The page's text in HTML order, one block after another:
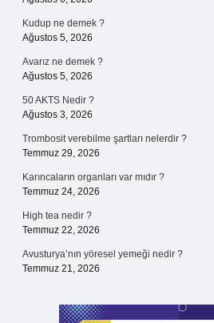
Kudup ne demek ?
Ağustos 5, 2026
Avarız ne demek ?
Ağustos 5, 2026
50 AKTS Nedir ?
Ağustos 3, 2026
Trombosit verebilme şartları nelerdir ?
Temmuz 29, 2026
Karıncaların organları var mıdır ?
Temmuz 24, 2026
High tea nedir ?
Temmuz 22, 2026
Avusturya’nın yöresel yemeği nedir ?
Temmuz 21, 2026